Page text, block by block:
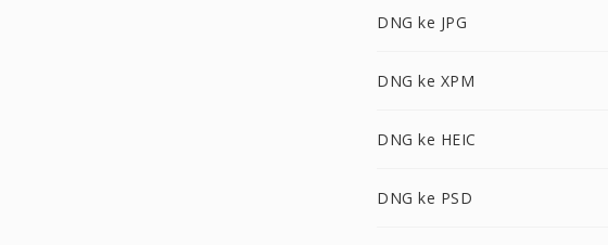
DNG ke JPG
DNG ke XPM
DNG ke HEIC
DNG ke PSD